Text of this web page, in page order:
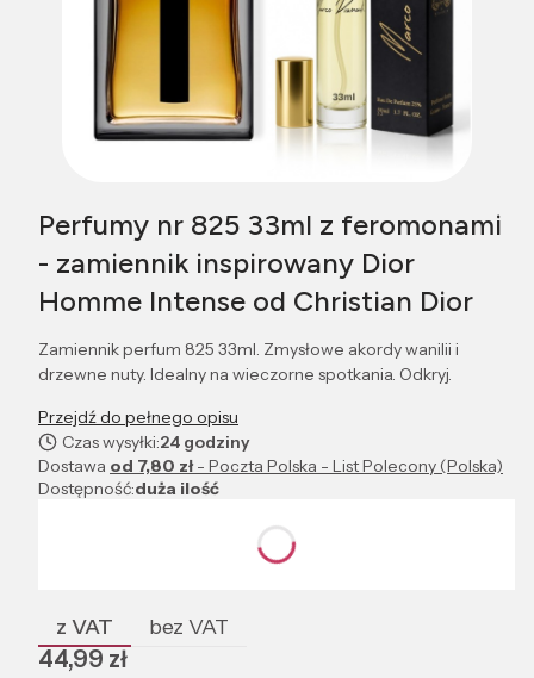
Perfumy nr 825 33ml z feromonami
- zamiennik inspirowany Dior
Homme Intense od Christian Dior
Zamiennik perfum 825 33ml. Zmysłowe akordy wanilii i
drzewne nuty. Idealny na wieczorne spotkania. Odkryj.
Przejdź do pełnego opisu
Czas wysyłki:24 godziny
Dostawa od 7,80 zł- Poczta Polska - List Polecony (Polska)
Dostępność:duża ilość
Poszczególne warianty mogą różnić się ceną
z VAT bez VAT
Cena
44,99 zł